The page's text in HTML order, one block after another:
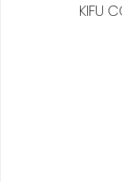
KIFU